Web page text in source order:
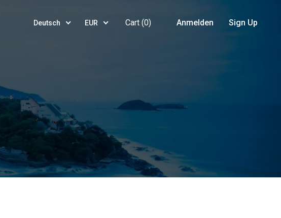
Deutsch EUR Cart (0) Anmelden Sign Up